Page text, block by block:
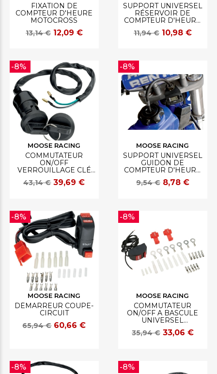
FIXATION DE
COMPTEUR D'HEURE
MOTOCROSS
13,14 € 12,09 €
SUPPORT UNIVERSEL
RÉSERVOIR DE
COMPTEUR D'HEURE
MOTOCROSS
11,94 € 10,98 €
MOOSE RACING
COMMUTATEUR
ON/OFF
VERROUILLAGE CLÉ
UNIVERSEL
43,14 € 39,69 €
-8%
MOOSE RACING
SUPPORT UNIVERSEL
GUIDON DE
COMPTEUR D'HEURE
MOTOCROSS
9,54 € 8,78 €
-8%
MOOSE RACING
DÉMARREUR COUPE-
CIRCUIT
65,94 € 60,66 €
-8%
MOOSE RACING
COMMUTATEUR
ON/OFF A BASCULE
UNIVERSEL
MOTOCROSS
35,94 € 33,06 €
-8%
-8% -8%